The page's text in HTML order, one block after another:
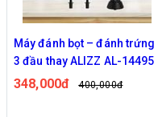
Máy đánh bọt – đánh trứng
3 đầu thay ALIZZ AL-14495
348,000đ 400,000đ